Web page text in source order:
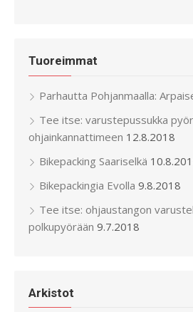
Tuoreimmat
Parhautta Pohjanmaalla:
Tee itse: varustepussukka
ohjainkannattimeen 12.8.2018
Bikepacking Saariselkä
Bikepackingia Evolla 9.8.2018
Tee itse: ohjaustangon
polkupyörään 9.7.2018
Arkistot